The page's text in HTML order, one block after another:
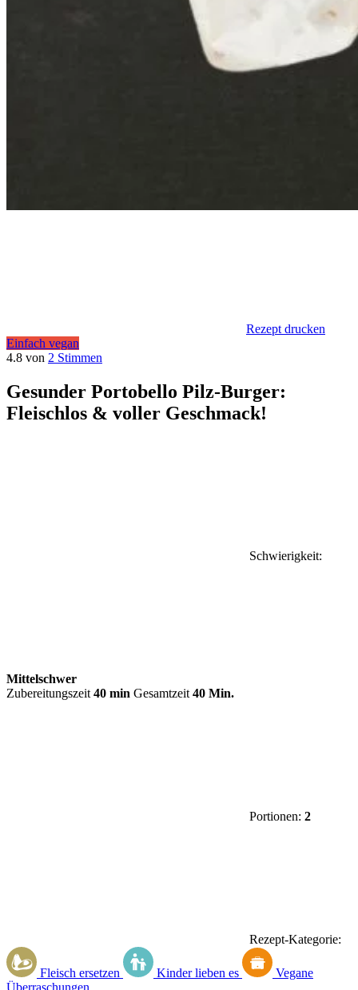
Rezept drucken
Einfach vegan
4.8 von 2 Stimmen
Gesunder Portobello Pilz-Burger:
Fleischlos & voller Geschmack!
Schwierigkeit:
Mittelschwer
Zubereitungszeit 40 min Gesamtzeit 40 Min.
Portionen: 2
Rezept-Kategorie:
Fleisch ersetzen Kinder lieben es
Vegane